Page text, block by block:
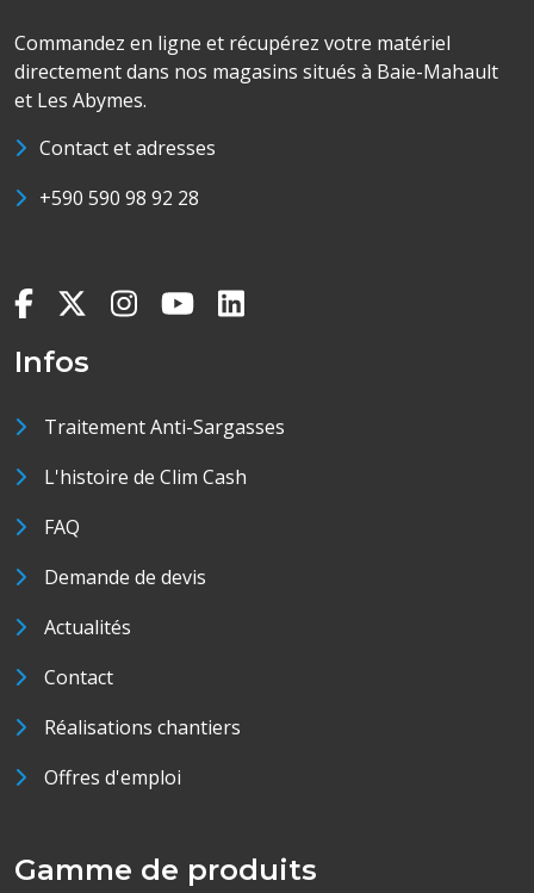
Commandez en ligne et récupérez votre matériel
directement dans nos magasins situés à Baie-Mahault
et Les Abymes.
Contact et adresses
+590 590 98 92 28
Infos
Traitement Anti-Sargasses
L'histoire de Clim Cash
FAQ
Demande de devis
Actualités
Contact
Réalisations chantiers
Offres d'emploi
Gamme de produits